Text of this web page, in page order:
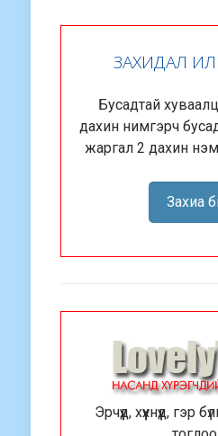
ЗАХИДАЛ
Бусадтай
дахин нимгэрч
жаргал 2 дахин
Захиа
Эрчүүд, хүүхнүүд,